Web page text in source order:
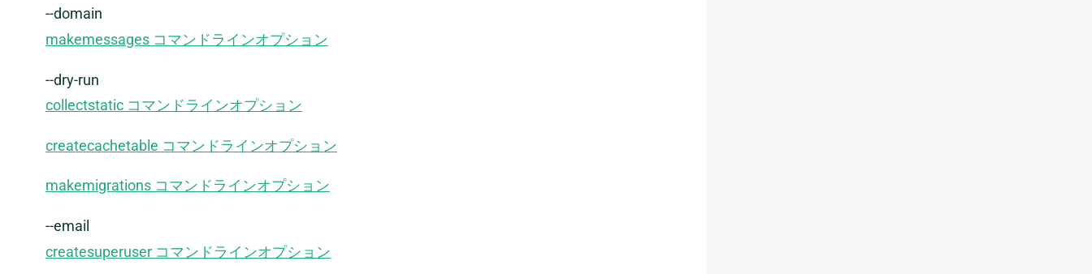
--domain
makemessages コマンドラインオプション
--dry-run
collectstatic コマンドラインオプション
createcachetable コマンドラインオプション
makemigrations コマンドラインオプション
--email
createsuperuser コマンドラインオプション